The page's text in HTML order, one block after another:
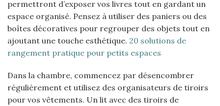
permettront d’exposer vos livres tout en gardant un
espace organisé. Pensez à utiliser des paniers ou des
boîtes décoratives pour regrouper des objets tout en
ajoutant une touche esthétique. 20 solutions de
rangement pratique pour petits espaces
Dans la chambre, commencez par désencombrer
régulièrement et utilisez des organisateurs de tiroirs
pour vos vêtements. Un lit avec des tiroirs de